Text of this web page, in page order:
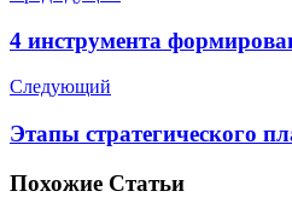
4 инструмента
Следующий
Этапы стратегического
Похожие Статьи